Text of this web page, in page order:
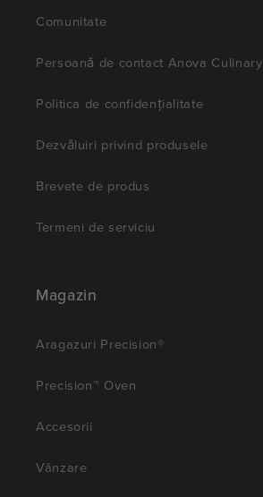
Comunitate
Persoană de contact Anova Culinary
Politica de confidențialitate
Dezvăluiri privind produsele
Brevete de produs
Termeni de serviciu
Magazin
Aragazuri Precision®
Precision™ Oven
Accesorii
Vânzare